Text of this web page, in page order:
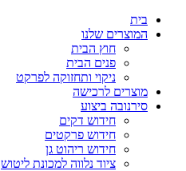
בית
המוצרים שלנו
חוץ הבית
פנים הבית
ניקוי ותחזוקה לפרקט
מוצרים לרכישה
סירנובה ביצוע
חידוש דקים
חידוש פרקטים
חידוש ריהוט גן
ציוד נלווה למכונת ליטוש